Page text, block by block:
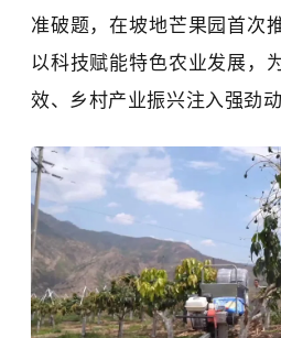
准破题，在坡地芒果园首次
以科技赋能特色农业发展，
效、乡村产业振兴注入强劲动